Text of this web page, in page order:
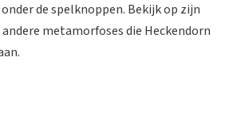
de spelknoppen. Bekijk op zijn
andere metamorfoses die Heckendorn